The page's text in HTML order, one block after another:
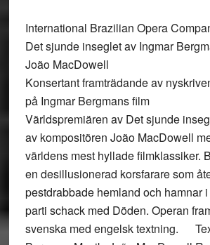
International Brazilian Opera
Det sjunde inseglet av Ingmar
João MacDowell
Konsertant framträdande av
på Ingmar Bergmans film
Världspremiären av Det sjunde
av kompositören João MacDowell
världens mest hyllade filmklassiker.
en desillusionerad korsfarare som
pestdrabbade hemland och hamnar
parti schack med Döden. Operan
svenska med engelsk textning.